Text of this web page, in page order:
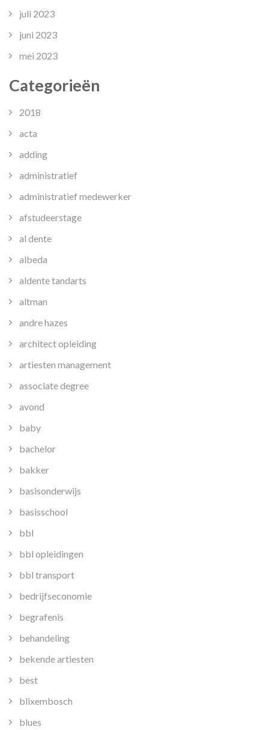
juli 2023
juni 2023
mei 2023
Categorieën
2018
acta
adding
administratief
administratief medewerker
afstudeerstage
al dente
albeda
aldente tandarts
altman
andre hazes
architect opleiding
artiesten management
associate degree
avond
baby
bachelor
bakker
basisonderwijs
basisschool
bbl
bbl opleidingen
bbl transport
bedrijfseconomie
begrafenis
behandeling
bekende artiesten
best
blixembosch
blues